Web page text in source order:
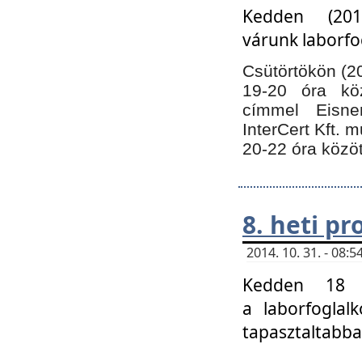
Kedden
várunk
Csütörtökön
19-20 óra
címmel
InterCert Kft.
20-22 óra
8. heti
2014. 10. 31. -
Kedden 18
a